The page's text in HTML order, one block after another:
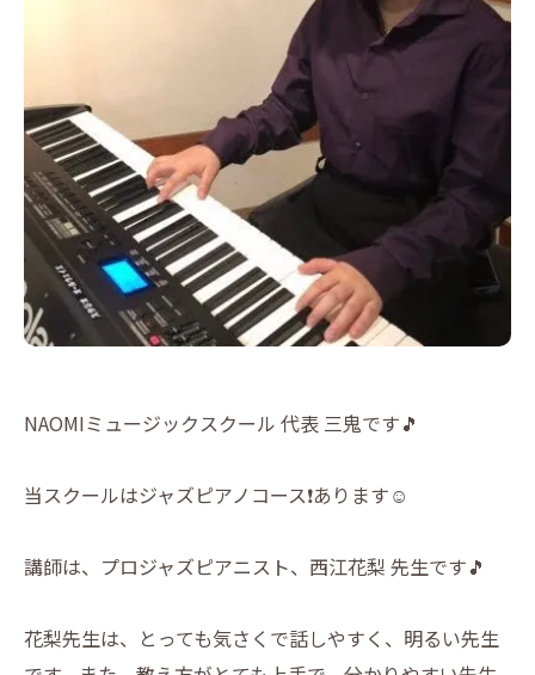
NAOMIミュージックスクール 代表 三鬼です🎵
当スクールはジャズピアノコース❗️あります☺️
講師は、プロジャズピアニスト、西江花梨 先生です🎵
花梨先生は、とっても気さくで話しやすく、明るい先生